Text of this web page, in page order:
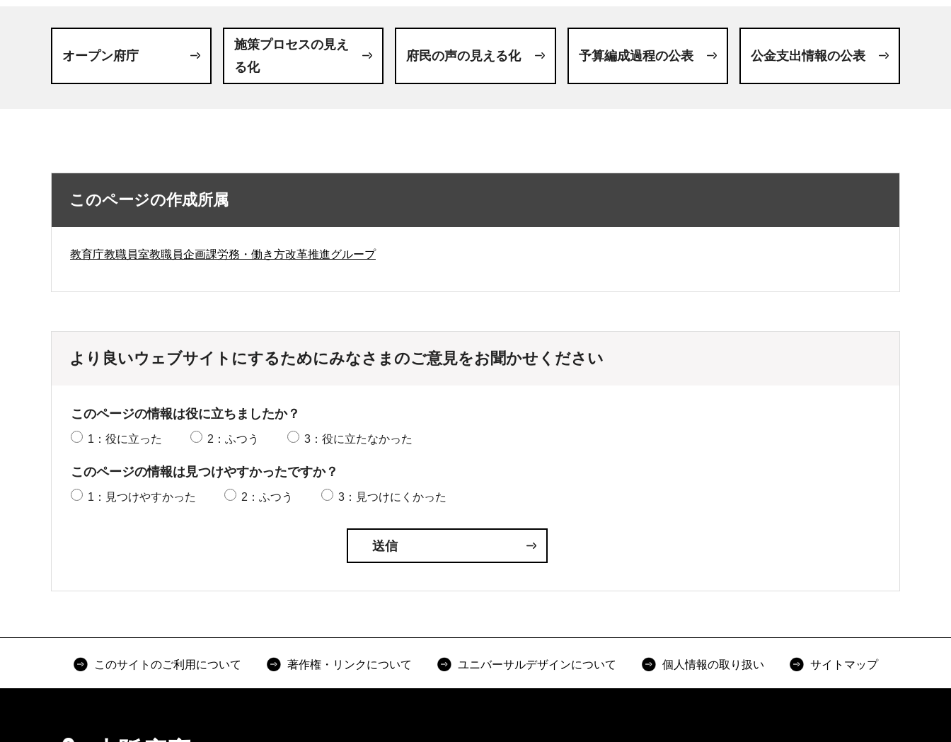
オープン府庁
施策プロセスの見え
る化
府民の声の見える化 予算編成過程の公表 公金支出情報の公表
このページの作成所属
教育庁教職員室教職員企画課労務・働き方改革推進グループ
より良いウェブサイトにするためにみなさまのご意見をお聞かせください
このページの情報は役に立ちましたか？
1：役に立った 2：ふつう 3：役に立たなかった
このページの情報は見つけやすかったですか？
1：見つけやすかった 2：ふつう 3：見つけにくかった
このサイトのご利用について 著作権・リンクについて ユニバーサルデザインについて 個人情報の取り扱い サイトマップ